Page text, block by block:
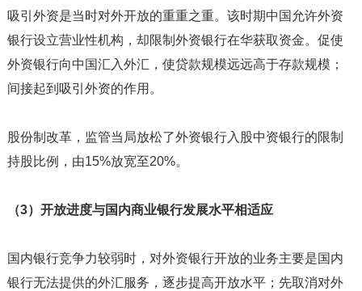
吸引外资是当时对外开放的重重之重。该时期中国允许外资
银行设立营业性机构，却限制外资银行在华获取资金。促使
外资银行向中国汇入外汇，使贷款规模远远高于存款规模；
间接起到吸引外资的作用。
股份制改革，监管当局放松了外资银行入股中资银行的限制
持股比例，由15%放宽至20%。
（3）开放进度与国内商业银行发展水平相适应
国内银行竞争力较弱时，对外资银行开放的业务主要是国内
银行无法提供的外汇服务，逐步提高开放水平；先取消对外